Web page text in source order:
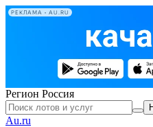
РЕКЛАМА • AU.RU
Регион Россия
Au.ru